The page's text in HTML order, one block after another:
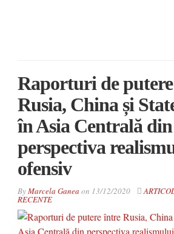
Raporturi de
Rusia, China și
în Asia Centrală din
perspectiva
ofensiv
ByMarcela Ganea on 13/12/2020
RECENTE